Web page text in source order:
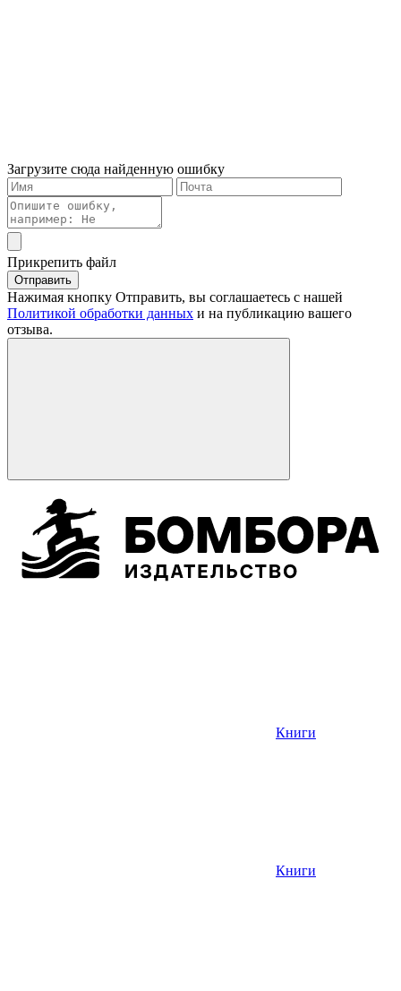
Загрузите сюда найденную ошибку
Прикрепить файл
Отправить
Нажимая кнопку Отправить, вы соглашаетесь с нашей
Политикой обработки данных и на публикацию вашего
отзыва.
Книги
Книги